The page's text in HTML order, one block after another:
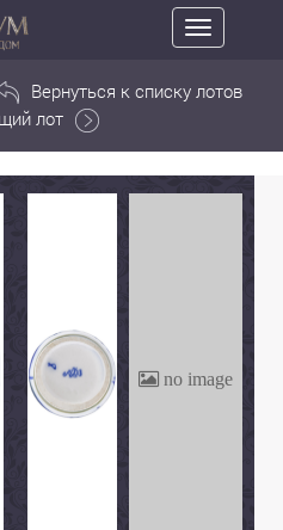
Toggle
navigation
Вернуться к списку лотов
лот